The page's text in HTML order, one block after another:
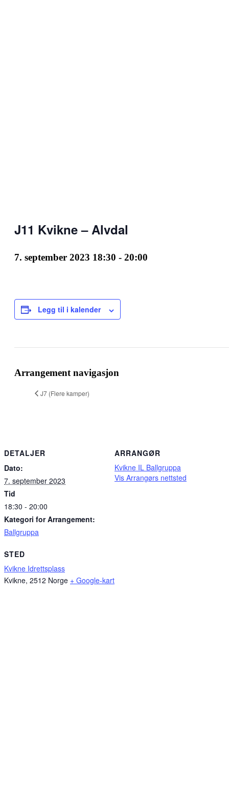
J11 Kvikne – Alvdal
7. september 2023 18:30 - 20:00
Legg til i kalender
Arrangement navigasjon
J7 (Flere kamper)
DETALJER
Dato:
7. september 2023
Tid
18:30 - 20:00
Kategori for Arrangement:
Ballgruppa
STED
Kvikne Idrettsplass
Kvikne, 2512 Norge + Google-kart
ARRANGØR
Kvikne IL Ballgruppa
Vis Arrangørs nettsted